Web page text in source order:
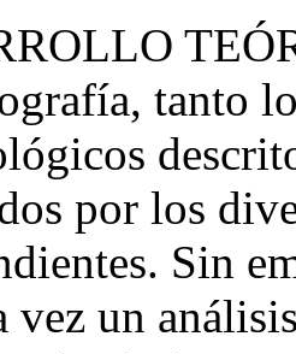
tanto
por los
Sin
vez un